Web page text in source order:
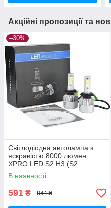
Акційні пропозиції та
–30%
Світлодіодна автолампа з
яскравістю 8000 люмен
XPRO LED S2 H3 (S2
H3_221)
В наявності
591 ₴ 844 ₴